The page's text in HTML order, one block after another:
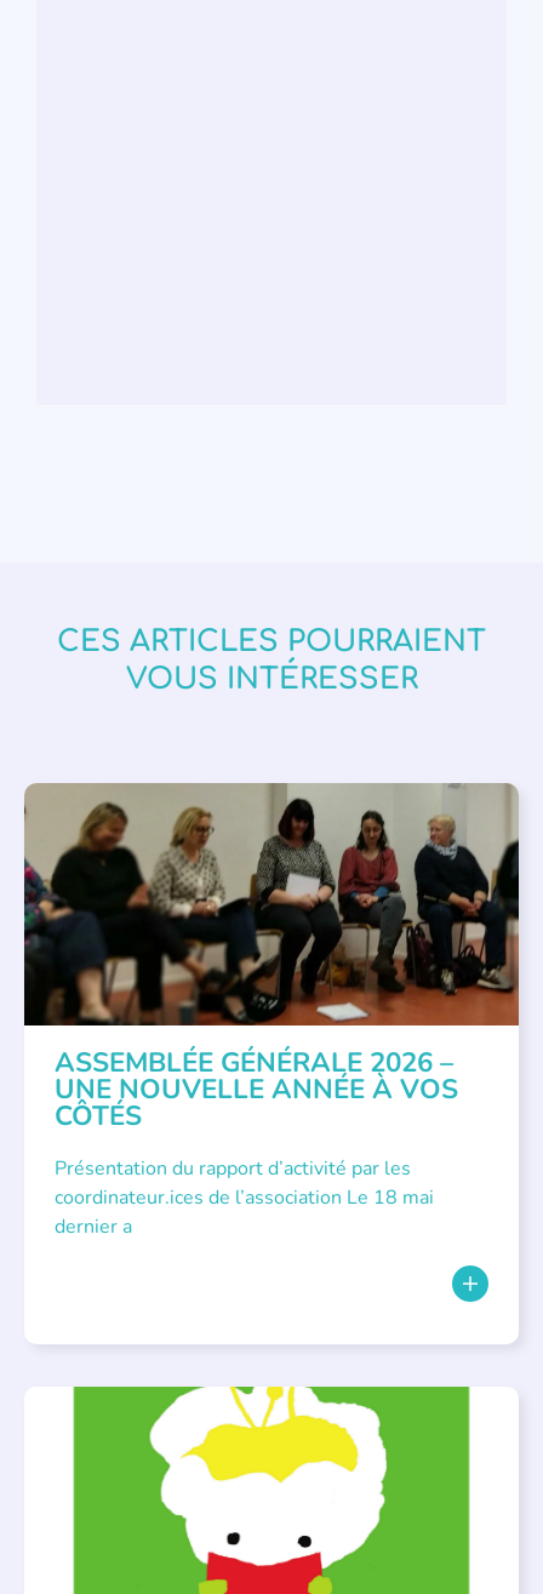
CES ARTICLES POURRAIENT
VOUS INTÉRESSER
APPEL À SOUTIEN , VIE DE L'ASSOCIATION
ASSEMBLÉE GÉNÉRALE 2026 –
UNE NOUVELLE ANNÉE À VOS
CÔTÉS
Présentation du rapport d’activité par les
coordinateur.ices de l’association Le 18 mai
dernier a
BIBLIOTHÈQUES ÉVÉNEMENTS , LECTURE INDIVIDUALISÉE
LITTÉRATURE JEUNESSE